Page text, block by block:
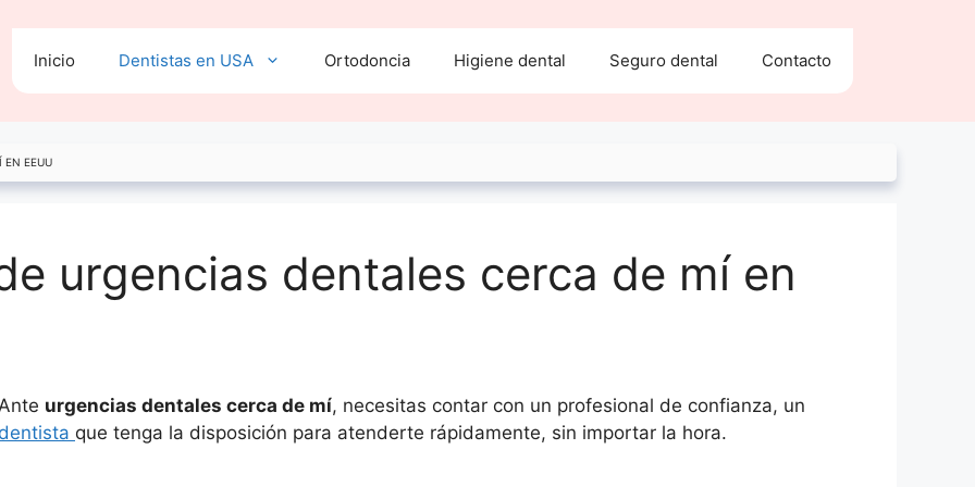
Inicio Dentistas en USA Ortodoncia Higiene dental Seguro dental Contacto
EN EEUU
urgencias dentales cerca de mí en
urgencias dentales cerca de mí, necesitas contar con un profesional de confianza, un
dentista que tenga la disposición para atenderte rápidamente, sin importar la hora.